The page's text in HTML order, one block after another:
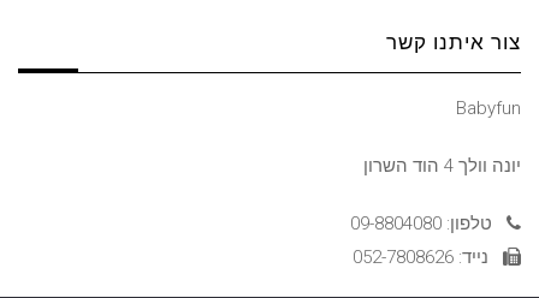
צור איתנו קשר
Babyfun
יונה וולך 4 הוד השרון
טלפון: 09-8804080
נייד: 052-7808626